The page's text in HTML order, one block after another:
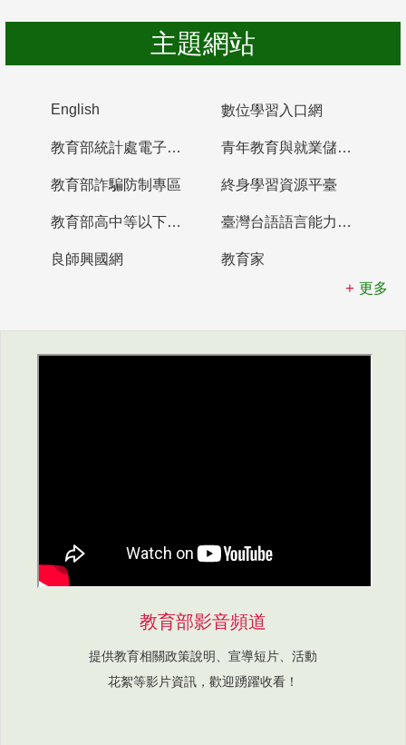
主題網站
English 數位學習入口網
教育部統計處電子書櫃 青年教育與就業儲蓄帳戶
教育部詐騙防制專區 終身學習資源平臺
教育部高中等以下學校及幼兒園教師資格檢定考試 臺灣台語語言能力認證網站
良師興國網
教育家
更多
教育部影音頻道
提供教育相關政策說明、宣導短片、活動
花絮等影片資訊，歡迎踴躍收看！